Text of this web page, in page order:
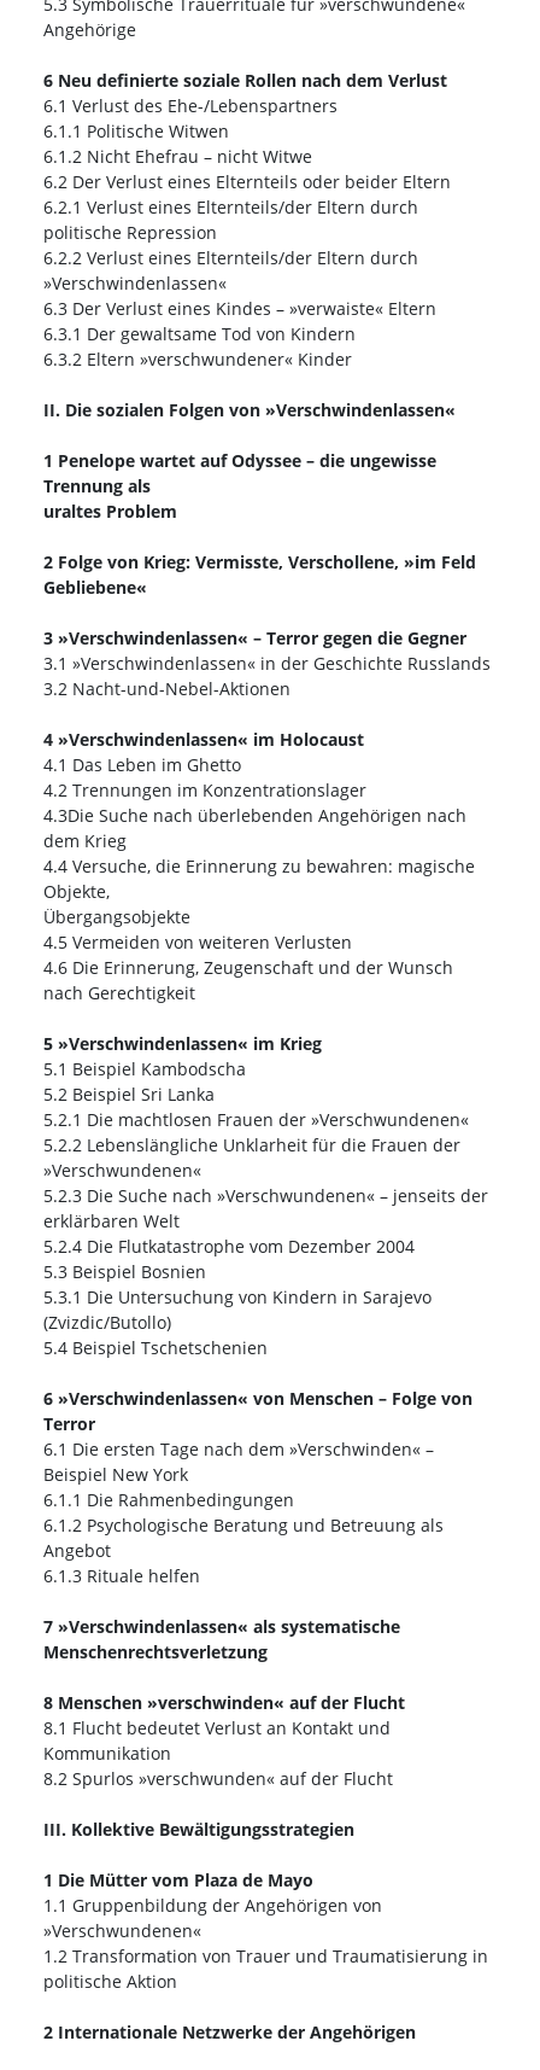
Angehörige
6 Neu definierte soziale Rollen nach dem Verlust
6.1 Verlust des Ehe-/Lebenspartners
6.1.1 Politische Witwen
6.1.2 Nicht Ehefrau – nicht Witwe
6.2 Der Verlust eines Elternteils oder beider Eltern
6.2.1 Verlust eines Elternteils/der Eltern durch
politische Repression
6.2.2 Verlust eines Elternteils/der Eltern durch
»Verschwindenlassen«
6.3 Der Verlust eines Kindes – »verwaiste« Eltern
6.3.1 Der gewaltsame Tod von Kindern
6.3.2 Eltern »verschwundener« Kinder
II. Die sozialen Folgen von »Verschwindenlassen«
1 Penelope wartet auf Odyssee – die ungewisse
Trennung als
uraltes Problem
2 Folge von Krieg: Vermisste, Verschollene, »im Feld
Gebliebene«
3 »Verschwindenlassen« – Terror gegen die Gegner
3.1 »Verschwindenlassen« in der Geschichte Russlands
3.2 Nacht-und-Nebel-Aktionen
4 »Verschwindenlassen« im Holocaust
4.1 Das Leben im Ghetto
4.2 Trennungen im Konzentrationslager
4.3Die Suche nach überlebenden Angehörigen nach
dem Krieg
4.4 Versuche, die Erinnerung zu bewahren: magische
Objekte,
Übergangsobjekte
4.5 Vermeiden von weiteren Verlusten
4.6 Die Erinnerung, Zeugenschaft und der Wunsch
nach Gerechtigkeit
5 »Verschwindenlassen« im Krieg
5.1 Beispiel Kambodscha
5.2 Beispiel Sri Lanka
5.2.1 Die machtlosen Frauen der »Verschwundenen«
5.2.2 Lebenslängliche Unklarheit für die Frauen der
»Verschwundenen«
5.2.3 Die Suche nach »Verschwundenen« – jenseits der
erklärbaren Welt
5.2.4 Die Flutkatastrophe vom Dezember 2004
5.3 Beispiel Bosnien
5.3.1 Die Untersuchung von Kindern in Sarajevo
(Zvizdic/Butollo)
5.4 Beispiel Tschetschenien
6 »Verschwindenlassen« von Menschen – Folge von
Terror
6.1 Die ersten Tage nach dem »Verschwinden« –
Beispiel New York
6.1.1 Die Rahmenbedingungen
6.1.2 Psychologische Beratung und Betreuung als
Angebot
6.1.3 Rituale helfen
7 »Verschwindenlassen« als systematische
Menschenrechtsverletzung
8 Menschen »verschwinden« auf der Flucht
8.1 Flucht bedeutet Verlust an Kontakt und
Kommunikation
8.2 Spurlos »verschwunden« auf der Flucht
III. Kollektive Bewältigungsstrategien
1 Die Mütter vom Plaza de Mayo
1.1 Gruppenbildung der Angehörigen von
»Verschwundenen«
1.2 Transformation von Trauer und Traumatisierung in
politische Aktion
2 Internationale Netzwerke der Angehörigen